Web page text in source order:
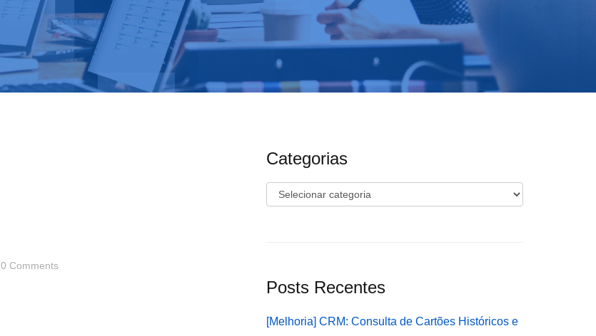
0 Comments
Categorias
Categorias
Posts Recentes
[Melhoria] CRM: Consulta de Cartões Históricos e